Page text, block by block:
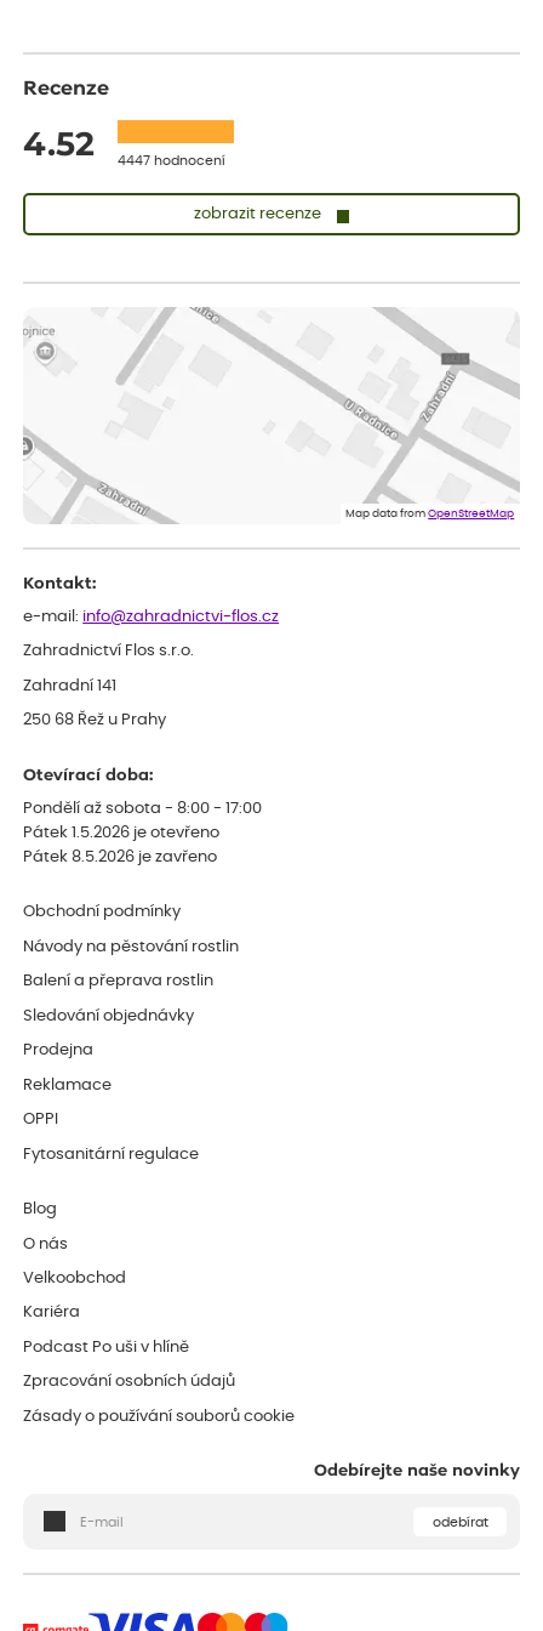
Recenze
4.52 4447 hodnocení
zobrazit recenze
vše v naprostém pořádku
ověřený nákup dnes
Jana
Flos je nejlepší &#129321;
Map data fromOpenStreetMap
Kontakt:
e-mail: info@zahradnictvi-flos.cz
Zahradnictví Flos s.r.o.
Zahradní 141
250 68 Řež u Prahy
Otevírací doba:
Pondělí až sobota - 8:00 - 17:00
Pátek 1.5.2026 je otevřeno
Pátek 8.5.2026 je zavřeno
Obchodní podmínky
Návody na pěstování rostlin
Balení a přeprava rostlin
Sledování objednávky
Prodejna
Reklamace
OPPI
Fytosanitární regulace
Blog
O nás
Velkoobchod
Kariéra
Podcast Po uši v hlíně
Zpracování osobních údajů
Zásady o používání souborů cookie
Odebírejte naše novinky
odebírat